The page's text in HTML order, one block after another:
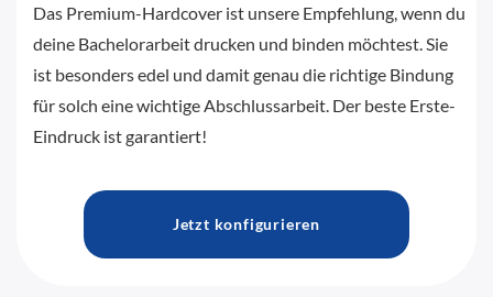
Das Premium-Hardcover ist unsere Empfehlung, wenn du
deine Bachelorarbeit drucken und binden möchtest. Sie
ist besonders edel und damit genau die richtige Bindung
für solch eine wichtige Abschlussarbeit. Der beste Erste-
Eindruck ist garantiert!
Jetzt konfigurieren